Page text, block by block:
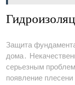
Защита
дома․
серьезным
появление